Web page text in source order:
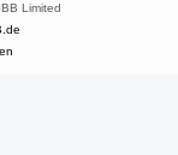
Limited